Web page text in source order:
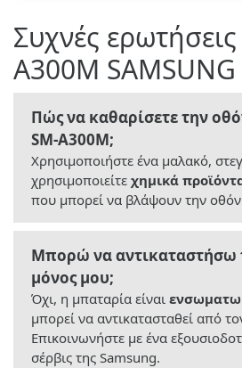
Συχνές
A300M SAMSUNG
Πώς να καθαρίσετε την
SM-A300M;
Χρησιμοποιήστε ένα μαλακό,
χρησιμοποιείτε χημικά
που μπορεί να βλάψουν την
Μπορώ να αντικαταστήσω
μόνος μου;
Όχι, η μπαταρία είναι
μπορεί να αντικατασταθεί από
Επικοινωνήστε με ένα
σέρβις της Samsung.